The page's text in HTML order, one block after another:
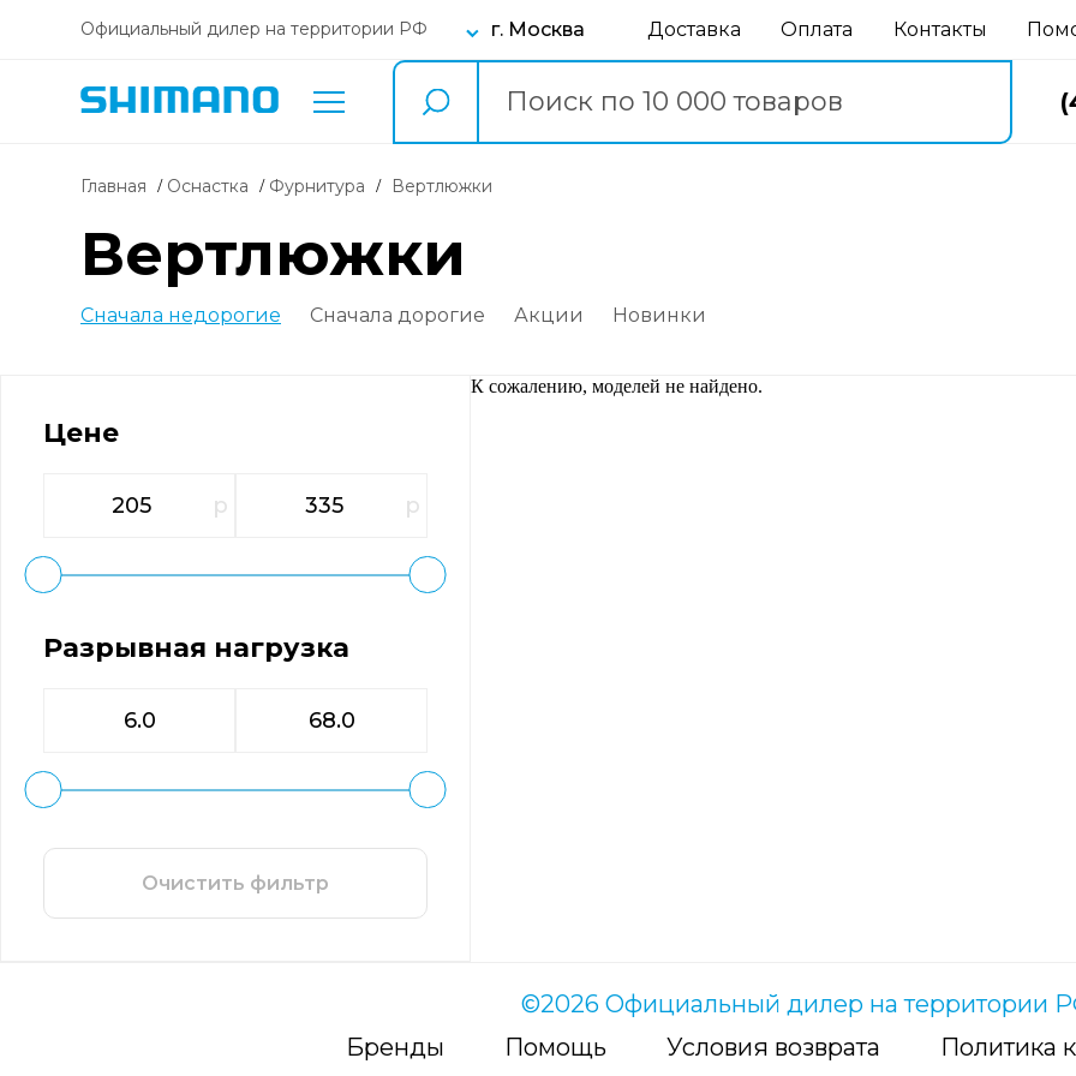
Официальный дилер на территории РФ г. Москва Доставка Оплата Контакты
Главная Оснастка фурнитура вертлюжки
вертлюжки
Сначала недорогие Сначала дорогие Акции Новинки
Цене
р р
Разрывная нагрузка
Очистить фильтр
К сожалению, моделей не найдено.
©2026 Официальный дилер на территории
Бренды
Помощь Условия возврата Политика